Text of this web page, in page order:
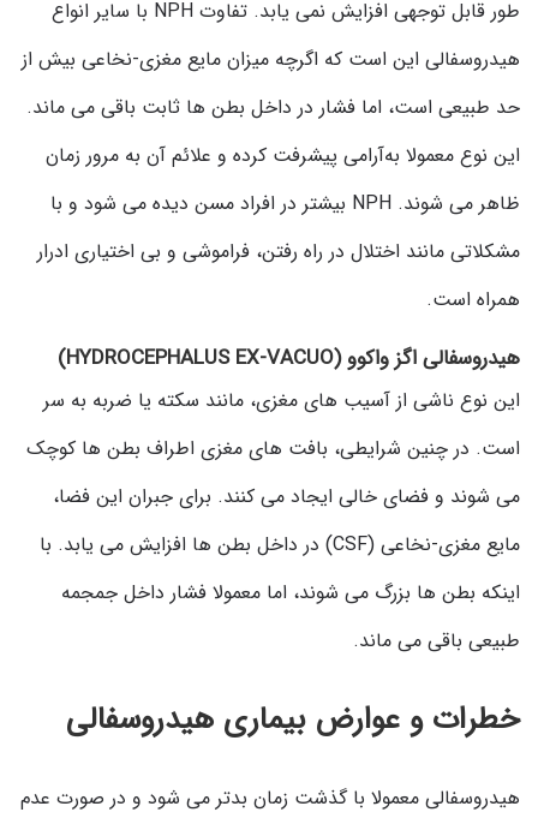
طور قابل توجهی افزایش نمی یابد. تفاوت NPH با سایر انواع
هیدروسفالی این است که اگرچه میزان مایع مغزی-نخاعی بیش از
حد طبیعی است، اما فشار در داخل بطن ها ثابت باقی می ماند.
این نوع معمولا به‌آرامی پیشرفت کرده و علائم آن به مرور زمان
ظاهر می شوند. NPH بیشتر در افراد مسن دیده می شود و با
مشکلاتی مانند اختلال در راه رفتن، فراموشی و بی ‌اختیاری ادرار
همراه است.
هیدروسفالی اگز واکوو (HYDROCEPHALUS EX-VACUO)
این نوع ناشی از آسیب های مغزی، مانند سکته یا ضربه به سر
است. در چنین شرایطی، بافت های مغزی اطراف بطن ها کوچک
می شوند و فضای خالی ایجاد می کنند. برای جبران این فضا،
مایع مغزی-نخاعی (CSF) در داخل بطن ها افزایش می یابد. با
اینکه بطن ها بزرگ می شوند، اما معمولا فشار داخل جمجمه
طبیعی باقی می ماند.
خطرات و عوارض بیماری هیدروسفالی
هیدروسفالی معمولا با گذشت زمان بدتر می شود و در صورت عدم